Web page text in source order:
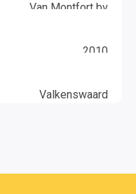
Van Montfort bv
2010
Valkenswaard